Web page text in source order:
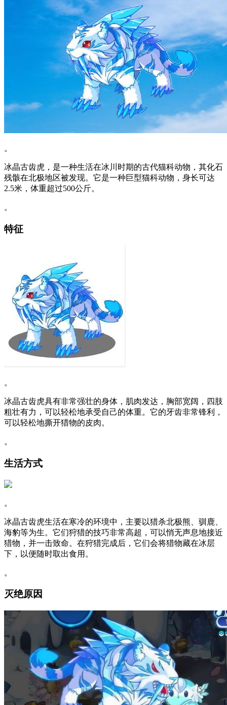
。
冰晶古齿虎，是一种生活在冰川时期的古代猫科动物，其化石
残骸在北极地区被发现。它是一种巨型猫科动物，身长可达
2.5米，体重超过500公斤。
。
特征
。
冰晶古齿虎具有非常强壮的身体，肌肉发达，胸部宽阔，四肢
粗壮有力，可以轻松地承受自己的体重。它的牙齿非常锋利，
可以轻松地撕开猎物的皮肉。
。
生活方式
。
冰晶古齿虎生活在寒冷的环境中，主要以猎杀北极熊、驯鹿、
海豹等为生。它们狩猎的技巧非常高超，可以悄无声息地接近
猎物，并一击致命。在狩猎完成后，它们会将猎物藏在冰层
下，以便随时取出食用。
。
灭绝原因